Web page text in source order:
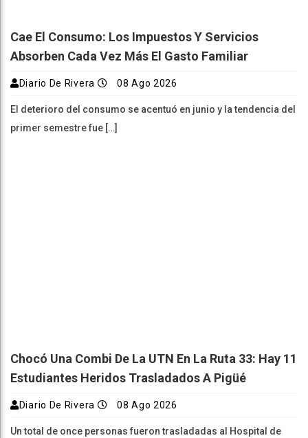
Cae El Consumo: Los Impuestos Y Servicios
Absorben Cada Vez Más El Gasto Familiar
Diario De Rivera 08 Ago 2026
El deterioro del consumo se acentuó en junio y la tendencia del
primer semestre fue […]
Chocó Una Combi De La UTN En La Ruta 33: Hay 11
Estudiantes Heridos Trasladados A Pigüé
Diario De Rivera 08 Ago 2026
Un total de once personas fueron trasladadas al Hospital de